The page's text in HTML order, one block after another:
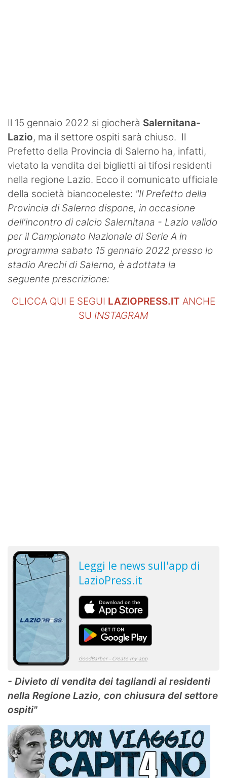
Contatti
Il 15 gennaio 2022 si giocherà Salernitana-
Lazio, ma il settore ospiti sarà chiuso. Il
Prefetto della Provincia di Salerno ha, infatti,
vietato la vendita dei biglietti ai tifosi residenti
nella regione Lazio. Ecco il comunicato ufficiale
della società biancoceleste: "Il Prefetto della
Provincia di Salerno dispone, in occasione
dell'incontro di calcio Salernitana - Lazio valido
per il Campionato Nazionale di Serie A in
programma sabato 15 gennaio 2022 presso lo
stadio Arechi di Salerno, è adottata la
seguente prescrizione:
CLICCA QUI E SEGUI LAZIOPRESS.IT ANCHE
SU INSTAGRAM
- Divieto di vendita dei tagliandi ai residenti
nella Regione Lazio, con chiusura del settore
ospiti"